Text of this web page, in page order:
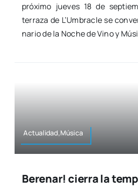
pró­xi­mo jue­ves 18 de
terra­za de L’Umbracle se
na­rio de la Noche de Vino y
Actualidad,Música
Berenar! cierra la